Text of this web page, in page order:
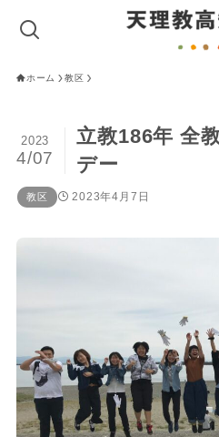
ホーム 教区
立教186年 全
デー
2023
4/07
教区 2023年4月7日